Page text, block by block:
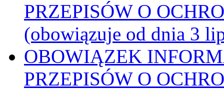
PRZEPISÓW O
(obowiązuje od dnia 3
OBOWIĄZEK
PRZEPISÓW O